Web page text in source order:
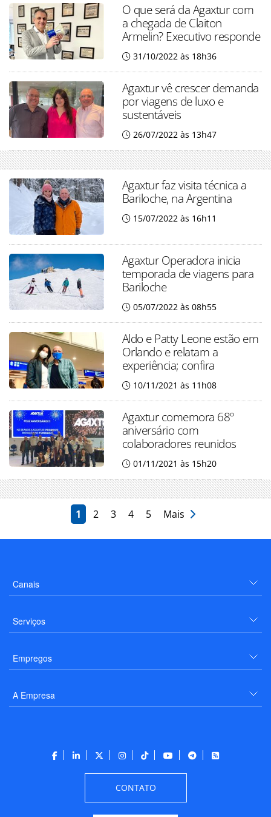
O que será da Agaxtur com
a chegada de Claiton
Armelin? Executivo responde
31/10/2022 às 18h36
Agaxtur vê crescer demanda
por viagens de luxo e
sustentáveis
26/07/2022 às 13h47
Agaxtur faz visita técnica a
Bariloche, na Argentina
15/07/2022 às 16h11
Agaxtur Operadora inicia
temporada de viagens para
Bariloche
05/07/2022 às 08h55
Aldo e Patty Leone estão em
Orlando e relatam a
experiência; confira
10/11/2021 às 11h08
Agaxtur comemora 68º
aniversário com
colaboradores reunidos
01/11/2021 às 15h20
1 2 3 4 5 Mais
Canais
Serviços
Empregos
A Empresa
CONTATO